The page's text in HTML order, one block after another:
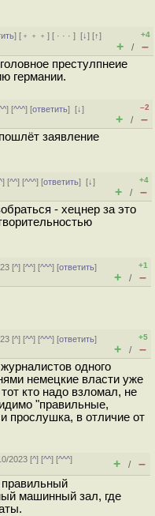
] [ ﹢﹢﹢] [ · · ·][↓] [↑]
+4
+ / –
престулпнеие
германии.
] [^^^] [ответить][↓]
–2
+ / –
заявление
] [^^] [^^^] [ответить][↓]
+4
+ / –
- хецнер за это
[^] [^^] [^^^] [ответить]
+1
+ / –
[^] [^^] [^^^] [ответить]
+5
+ / –
одного
немецкие власти уже
кто надо взломал, не
"правильные,
прослушка, в отличие от
2023 [^] [^^] [^^^]
+ / –
правильный
машинный зал, где